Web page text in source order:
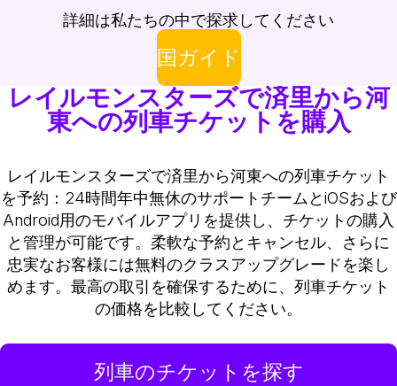
詳細は私たちの中で探求してください
国ガイド
レイルモンスターズで済里から河
東への列車チケットを購入
レイルモンスターズで済里から河東への列車チケット
を予約：24時間年中無休のサポートチームとiOSおよび
Android用のモバイルアプリを提供し、チケットの購入
と管理が可能です。柔軟な予約とキャンセル、さらに
忠実なお客様には無料のクラスアップグレードを楽し
めます。最高の取引を確保するために、列車チケット
の価格を比較してください。
列車のチケットを探す